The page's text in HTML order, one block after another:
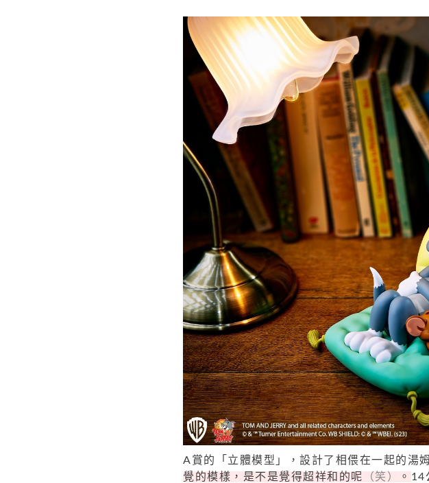
A賞的「立體模型」，設計了相偎在一起的湯
覺的模樣，是不是覺得超祥和的呢 （笑） 。 14